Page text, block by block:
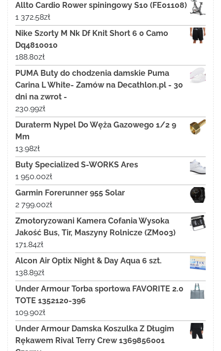
Allto Cardio Rower spiningowy S10 (FE01108)
1 372.58zł
Nike Szorty M Nk Df Knit Short 6 0 Camo
Dq4810010
188.80zł
PUMA Buty do chodzenia damskie Puma
Carina L White- Zamów na Decathlon.pl - 30
dni na zwrot -
230.99zł
Duraterm Nypel Do Węża Gazowego 1/2 9
Mm
13.98zł
Buty Specialized S-WORKS Ares
1 950.00zł
Garmin Forerunner 955 Solar
2 799.00zł
Zmotoryzowani Kamera Cofania Wysoka
Jakość Bus, Tir, Maszyny Rolnicze (ZM003)
171.84zł
Alcon Air Optix Night & Day Aqua 6 szt.
138.89zł
Under Armour Torba sportowa FAVORITE 2.0
TOTE 1352120-396
109.90zł
Under Armour Damska Koszulka Z Długim
Rękawem Rival Terry Crew 1369856001